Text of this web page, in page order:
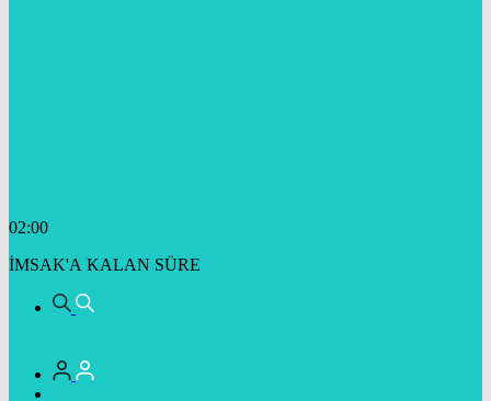
02:00
İMSAK'A KALAN SÜRE